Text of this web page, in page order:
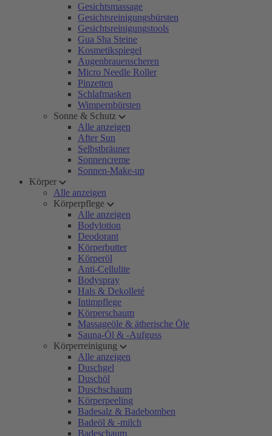
Gesichtsmassage
Gesichtsreinigungsbürsten
Gesichtsreinigungstools
Gua Sha Steine
Kosmetikspiegel
Augenbrauenscheren
Micro Needle Roller
Pinzetten
Schlafmasken
Wimpernbürsten
Sonne & Schutz
Alle anzeigen
After Sun
Selbstbräuner
Sonnencreme
Sonnen-Make-up
Körper
Alle anzeigen
Körperpflege
Alle anzeigen
Bodylotion
Deodorant
Körperbutter
Körperöl
Anti-Cellulite
Bodyspray
Hals & Dekolleté
Intimpflege
Körperschaum
Massageöle & ätherische Öle
Sauna-Öl & -Aufguss
Körperreinigung
Alle anzeigen
Duschgel
Duschöl
Duschschaum
Körperpeeling
Badesalz & Badebomben
Badeöl & -milch
Badeschaum